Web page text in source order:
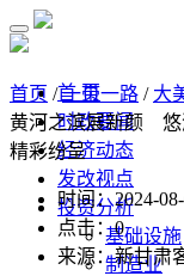
首 页
时政要闻
经济动态
发改视点
投资分析
基础设施
制造业
首页 /一带一路 / 大
黄河之滨展新颜 悠
精彩纷呈
时间：2024-
点击：0
来源：新甘肃